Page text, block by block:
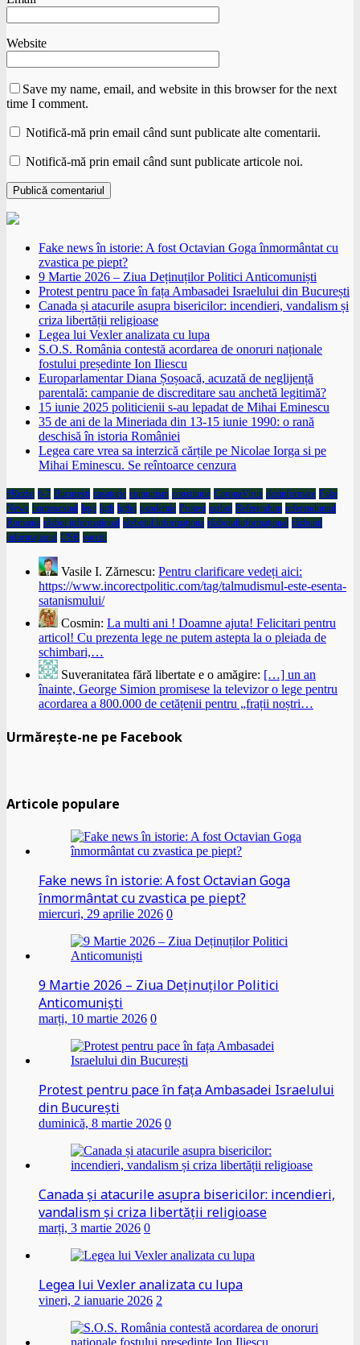
Website
Save my name, email, and website in this browser for the next
time I comment.
Notifică-mă prin email când sunt publicate alte comentarii.
Notifică-mă prin email când sunt publicate articole noi.
Fake news în istorie: A fost Octavian Goga înmormântat cu
zvastica pe piept?
9 Martie 2026 – Ziua Deținuților Politici Anticomuniști
Protest pentru pace în fața Ambasadei Israelului din București
Canada și atacurile asupra bisericilor: incendieri, vandalism și
criza libertății religioase
Legea lui Vexler analizata cu lupa
S.O.S. România contestă acordarea de onoruri naționale
fostului președinte Ion Iliescu
Europarlamentar Diana Șoșoacă, acuzată de neglijență
parentală: campanie de discreditare sau anchetă legitimă?
15 iunie 2025 politicienii s-au lepadat de Mihai Eminescu
35 de ani de la Mineriada din 13-15 iunie 1990: o rană
deschisă în istoria României
Legea care vrea sa interzică cărțile pe Nicolae Iorga si pe
Mihai Eminescu. Se reîntoarce cenzura
#Rezist 6-7 Bucuresti casatorie comunism constitutie CoronaVirus dezinformare Fake
News homosexual lege lgtb lgtbq pandemie Protest razboi Referendum referendumul
Romania război informaţional războiul informaţiona războiulinformaţional războiul
informaţional USR vaccin
Vasile I. Zărnescu: Pentru clarificare vedeți aici:
https://www.incorectpolitic.com/tag/talmudismul-este-esenta-
satanismului/
Cosmin: La multi ani ! Doamne ajuta! Felicitari pentru
articol! Cu prezenta lege ne putem astepta la o pleiada de
schimbari,…
Suveranitatea fără libertate e o amăgire: […] un an
înainte, George Simion promisese la televizor o lege pentru
acordarea a 800.000 de cetățenii pentru „frații noștri…
Urmărește-ne pe Facebook
Articole populare
Fake news în istorie: A fost Octavian Goga
înmormântat cu zvastica pe piept?
miercuri, 29 aprilie 2026 0
9 Martie 2026 – Ziua Deținuților Politici
Anticomuniști
marți, 10 martie 2026 0
Protest pentru pace în fața Ambasadei Israelului
din București
duminică, 8 martie 2026 0
Canada și atacurile asupra bisericilor: incendieri,
vandalism și criza libertății religioase
marți, 3 martie 2026 0
Legea lui Vexler analizata cu lupa
vineri, 2 ianuarie 2026 2